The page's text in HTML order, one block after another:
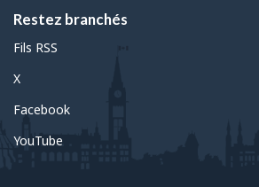
Restez branchés
Fils RSS
X
Facebook
YouTube